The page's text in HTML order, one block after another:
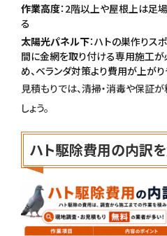
作業高度： 2階以上や屋根上は足
る
太陽光パネル下：ハトの巣作りス
間に金網を取り付ける専用施工
め、ベランダ対策より費用が上が
見積もりでは、清掃・消毒や保証
しょう。
ハト駆除費用の内訳